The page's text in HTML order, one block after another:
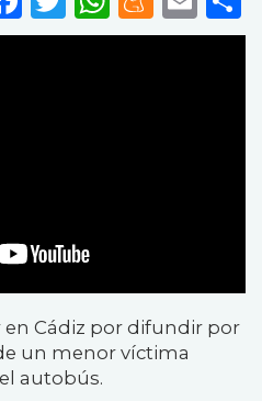
Cádiz por difundir por
un menor víctima
autobús.